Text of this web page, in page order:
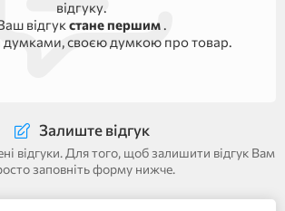
відгуку.
відгук стане першим .
думками, своєю думкою про товар.
Залиште відгук
відгуки. Для того, щоб залишити відгук Вам
заповніть форму нижче.